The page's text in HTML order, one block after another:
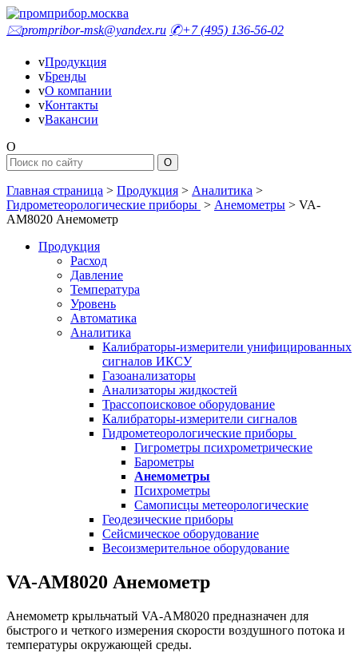
🖂prompribor-msk@yandex.ru ✆+7 (495) 136-56-02
vПродукция
vБренды
vО компании
vКонтакты
vВакансии
O
Главная страница > Продукция > Аналитика >
Гидрометеорологические приборы > Анемометры > VA-
АМ8020 Анемометр
Продукция
Расход
Давление
Температура
Уровень
Автоматика
Аналитика
Калибраторы-измерители унифицированных
сигналов ИКСУ
Газоанализаторы
Анализаторы жидкостей
Трассопоисковое оборудование
Калибраторы-измерители сигналов
Гидрометеорологические приборы
Гигрометры психрометрические
Барометры
Анемометры
Психрометры
Самописцы метеорологические
Геодезические приборы
Сейсмическое оборудование
Весоизмерительное оборудование
VA-АМ8020 Анемометр
Анемометр крыльчатый VA-АМ8020 предназначен для
быстрого и четкого измерения скорости воздушного потока и
температуры окружающей среды.